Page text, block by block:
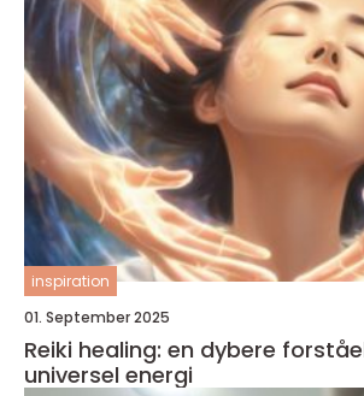
inspiration
01. September 2025
Reiki healing: en dybere
universel energi